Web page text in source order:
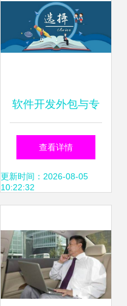
软件开发外包与专
业软件产品的核心
差异解析
查看详情
更新时间：2026-08-05
10:22:32